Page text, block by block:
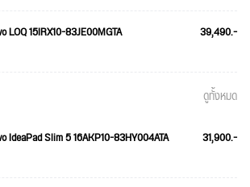
LOQ 15IRX10-83JE00MGTA 39,490.-
ดูทั้งหมด
IdeaPad Slim 5 16AKP10-83HY004ATA 31,900.-